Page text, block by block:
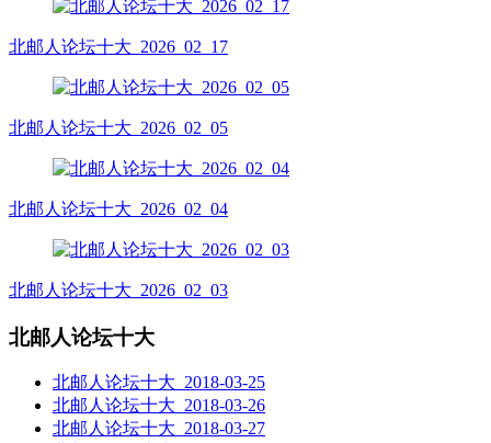
北邮人论坛十大_2026_02_17
北邮人论坛十大_2026_02_05
北邮人论坛十大_2026_02_04
北邮人论坛十大_2026_02_03
北邮人论坛十大
北邮人论坛十大_2018-03-25
北邮人论坛十大_2018-03-26
北邮人论坛十大_2018-03-27